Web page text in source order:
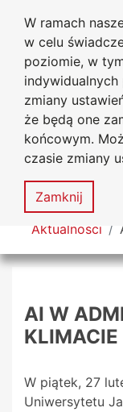
W ramach
w celu
poziomie, w
zmiany
że będą one
końcowym.
czasie zmiany
Zamknij
Przejdź do
Przejdź
Przejdź
Przejdź
Mapa
serwisu
MENU
Tutaj jesteś
Aktualności
AI W
KLIMACIE
W piątek, 27
Uniwersytetu